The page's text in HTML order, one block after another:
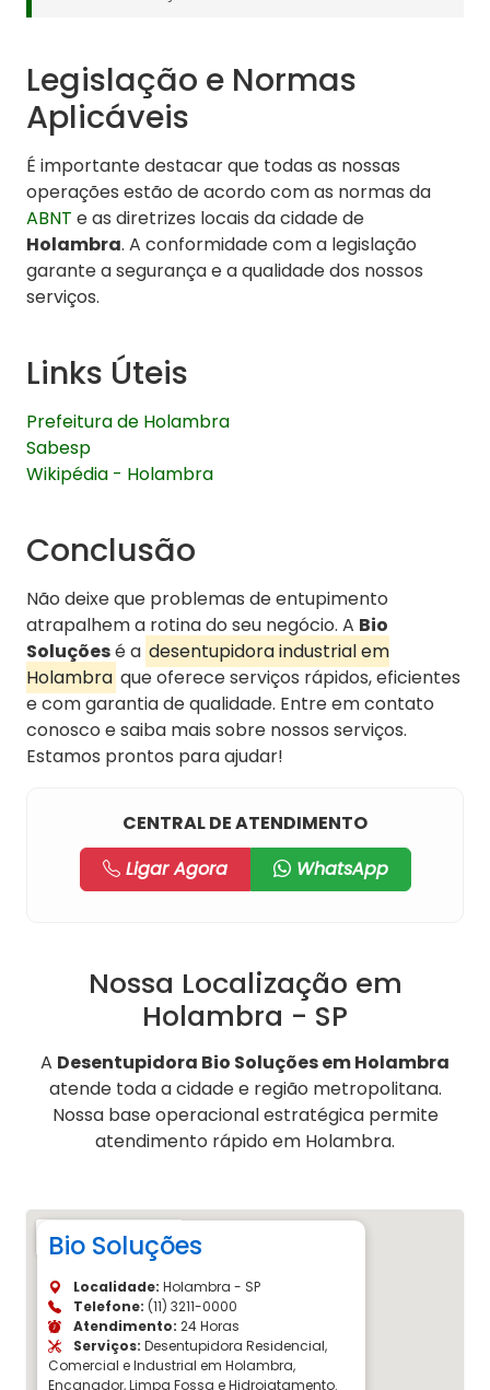
Legislação e Normas
Aplicáveis
É importante destacar que todas as nossas
operações estão de acordo com as normas da
ABNT e as diretrizes locais da cidade de
Holambra. A conformidade com a legislação
garante a segurança e a qualidade dos nossos
serviços.
Links Úteis
Prefeitura de Holambra
Sabesp
Wikipédia - Holambra
Conclusão
Não deixe que problemas de entupimento
atrapalhem a rotina do seu negócio. A Bio
Soluçõesé a desentupidora industrial em
Holambra que oferece serviços rápidos, eficientes
e com garantia de qualidade. Entre em contato
conosco e saiba mais sobre nossos serviços.
Estamos prontos para ajudar!
CENTRAL DE ATENDIMENTO
Ligar Agora
WhatsApp
Nossa Localização em
Holambra - SP
A Desentupidora Bio Soluções em Holambra
atende toda a cidade e região metropolitana.
Nossa base operacional estratégica permite
atendimento rápido em Holambra.
Bio Soluções
Localidade: Holambra - SP
Telefone: (11) 3211-0000
Atendimento: 24 Horas
Serviços: Desentupidora Residencial,
Comercial e Industrial em Holambra,
Encanador, Limpa Fossa e Hidrojatamento.